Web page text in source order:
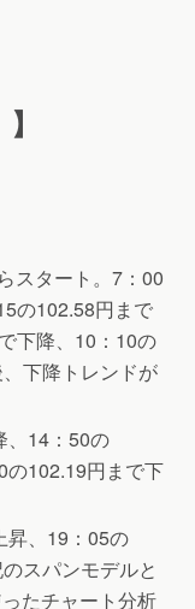
スタート。7：00
の102.58円まで
下降、10：10の
下降トレンドが
、14：50の
の102.19円まで下
昇、19：05の
スパンモデルと
たチャート分析